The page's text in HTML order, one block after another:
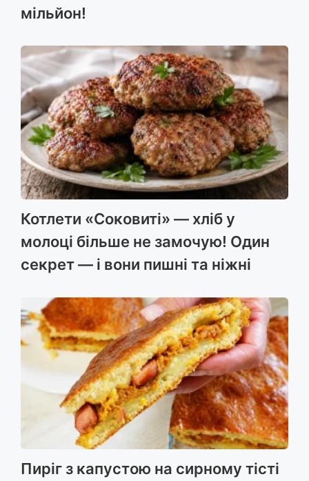
мільйон!
Котлети «Соковиті» — хліб у
молоці більше не замочую! Один
секрет — і вони пишні та ніжні
Пиріг з капустою на сирному тісті